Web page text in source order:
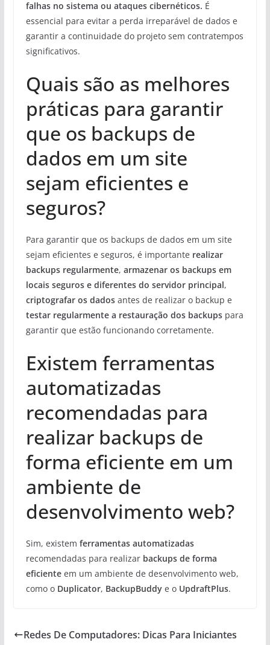
falhas no sistema ou ataques cibernéticos. É
essencial para evitar a perda irreparável de dados e
garantir a continuidade do projeto sem contratempos
significativos.
Quais são as melhores
práticas para garantir
que os backups de
dados em um site
sejam eficientes e
seguros?
Para garantir que os backups de dados em um site
sejam eficientes e seguros, é importante realizar
backups regularmente, armazenar os backups em
locais seguros e diferentes do servidor principal,
criptografar os dadosantes de realizar o backup e
testar regularmente a restauração dos backupspara
garantir que estão funcionando corretamente.
Existem ferramentas
automatizadas
recomendadas para
realizar backups de
forma eficiente em um
ambiente de
desenvolvimento web?
Sim, existem ferramentas automatizadas
recomendadas para realizar backups de forma
eficienteem um ambiente de desenvolvimento web,
como o Duplicator, BackupBuddye o UpdraftPlus.
Redes De Computadores: Dicas Para Iniciantes